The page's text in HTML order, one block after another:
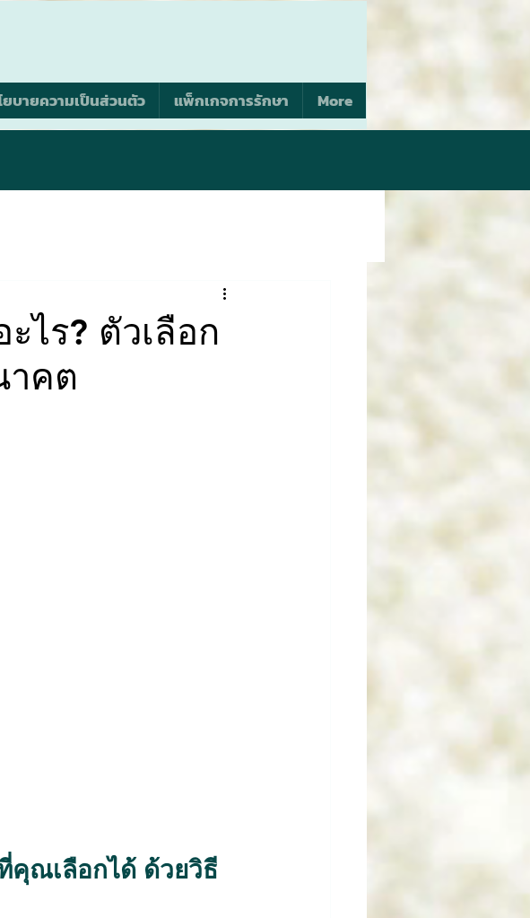
ยบายความเป็นส่วนตัว แพ็กเกจการรักษา More
ไร? ตัวเลือก
าคต
คุณเลือกได้ ด้วยวิธี